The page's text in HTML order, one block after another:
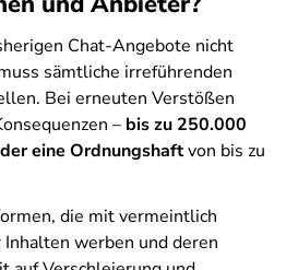
Chat-Angebote nicht
sämtliche irreführenden
Bei erneuten Verstößen
– bis zu 250.000
eine Ordnungshaftvon bis zu
die mit vermeintlich
werben und deren